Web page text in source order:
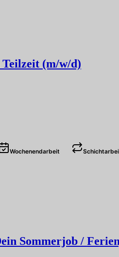
(m/w/d)
Wochenendarbeit
Sommerjob /